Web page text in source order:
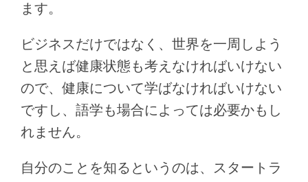
ます。
ビジネスだけではなく、世界を一周しよう
と思えば健康状態も考えなければいけない
ので、健康について学ばなければいけない
ですし、語学も場合によっては必要かもし
れません。
自分のことを知るというのは、スタートラ